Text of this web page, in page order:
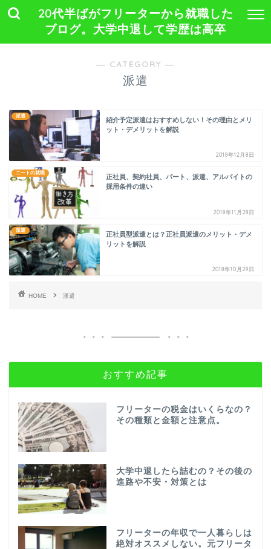
20代半ばがフリーターから就職した
ブログ。大学中退して学歴は高卒
― CATEGORY ―
派遣
派遣
紹介予定派遣はおすすめしない！その理由とメリ
ット・デメリットを解説
2018年12月8日
ニートの就職
正社員、契約社員、パート、派遣、アルバイトの
採用条件の違い
2018年11月28日
派遣
正社員型派遣とは？正社員派遣のメリット・デメ
リットを解説
2018年10月29日
HOME 派遣
おすすめ記事
フリーターの税金はいくらなの？
その種類と金額と注意点。
大学中退したら詰むの？その後の
進路や不安・対策とは
フリーターの年収で一人暮らしは
絶対オススメしない。元フリータ